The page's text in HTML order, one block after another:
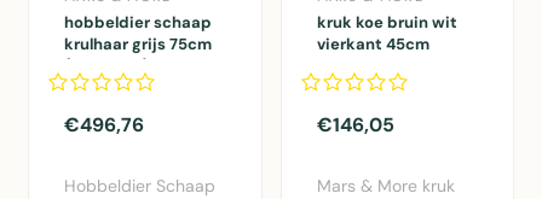
hobbeldier schaap
krulhaar grijs 75cm
(ovis aries)
€496,76
Hobbeldier Schaap
kruk koe bruin wit
vierkant 45cm
€146,05
Mars & More kruk